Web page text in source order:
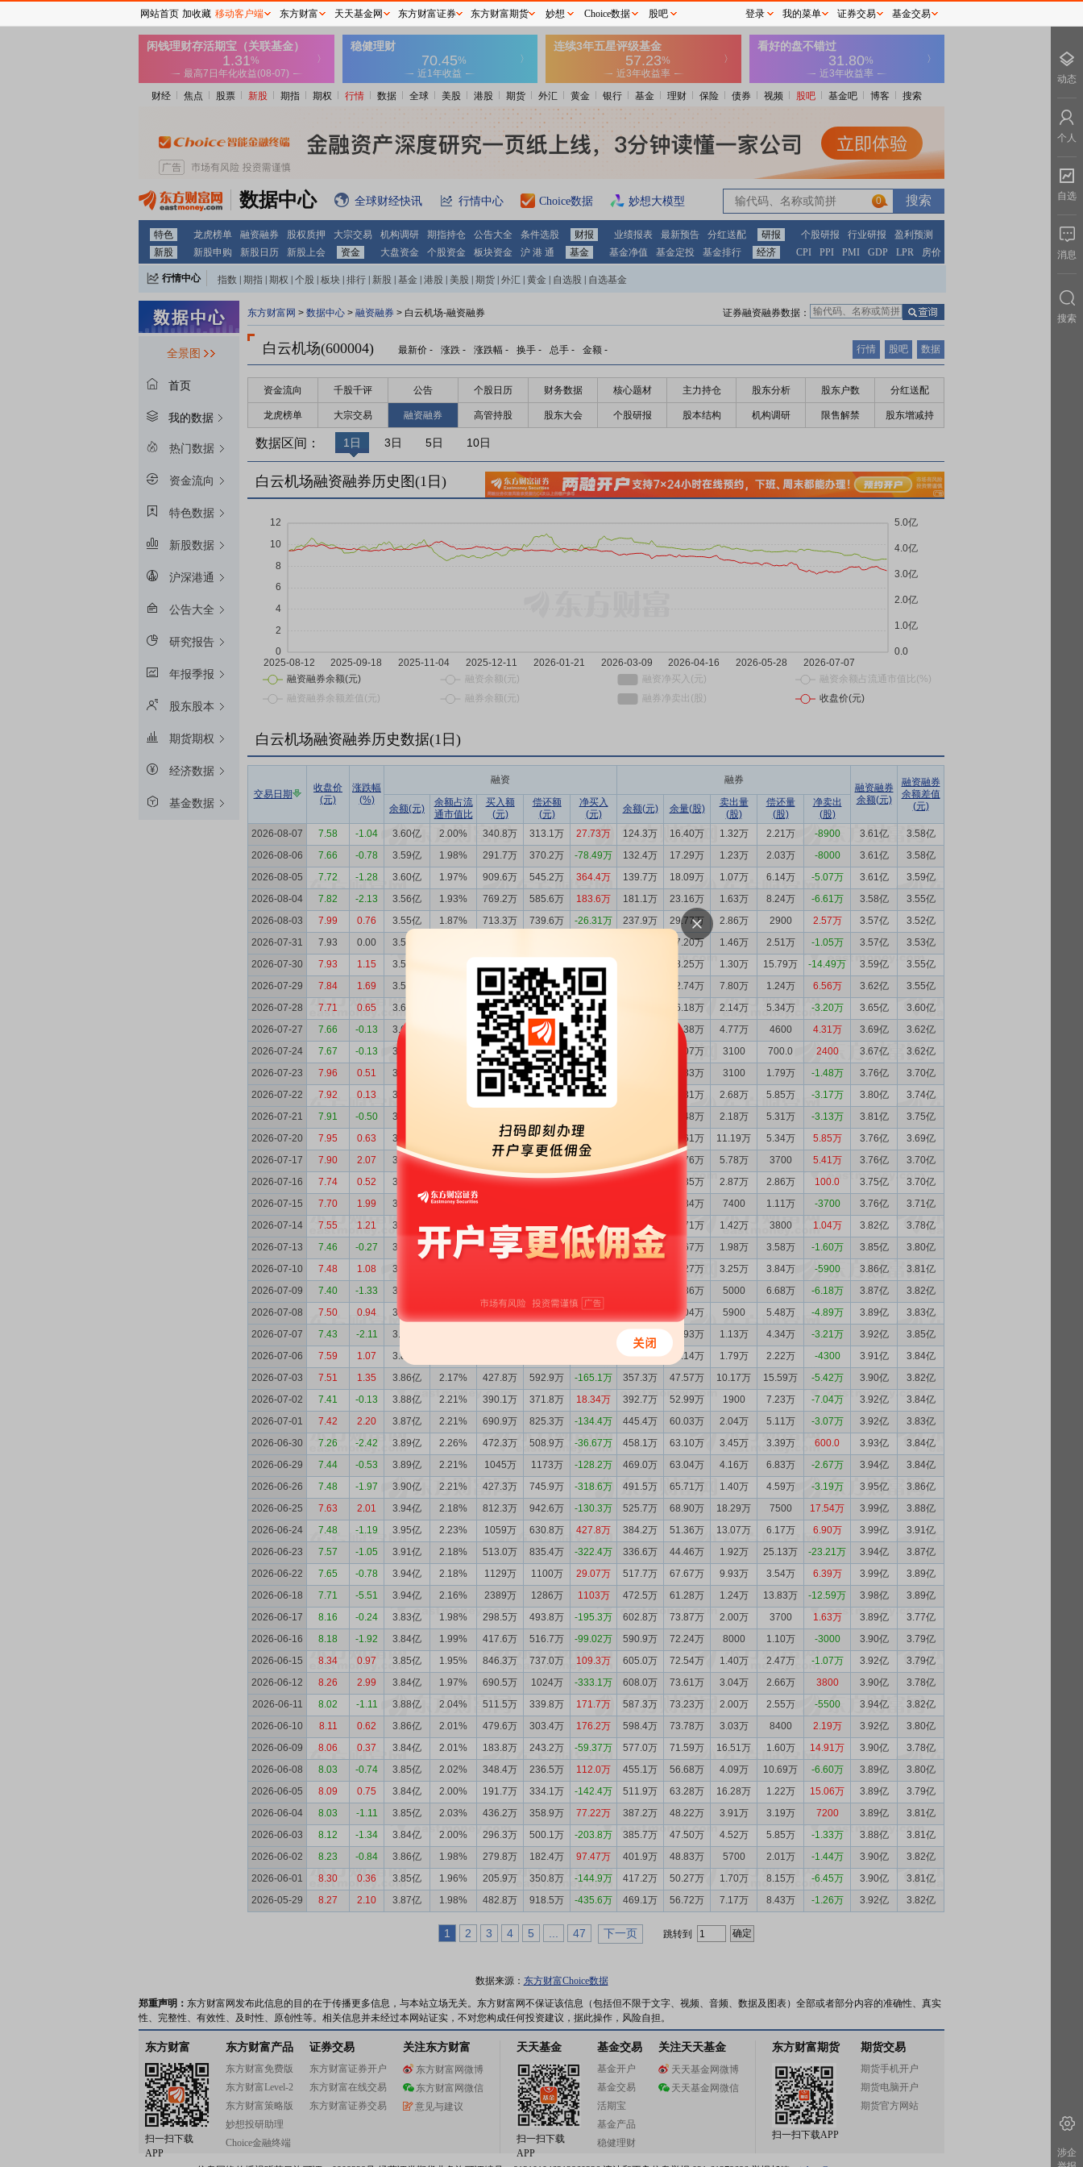
财经 焦点 股票 新股 期指 期权 行情 数据 全球 美股 港股 期货 外汇 黄金 银行 基金 理财 保险 债券 视频 股吧 基金吧 博客 搜索
数据中心 全球财经快讯 行情中心 Choice数据 妙想大模型 0
特色 龙虎榜单 融资融券 股权质押 大宗交易 机构调研 期指持仓 公告大全 条件选股 财报 业绩报表 最新预告 分红送配 研报 个股研报 行业研报
盈利预测
新股
新股申购 新股日历 新股上会 资金 大盘资金 个股资金 板块资金 沪 港 通 基金 基金净值 基金定投 基金排行 经济 CPI PPI PMI GDP LPR 房价
行情中心 指数 期指 期权 个股 板块 排行 新股 基金 港股 美股 期货 外汇 黄金 自选股 自选基金
全景图
首页
我的数据
热门数据
资金流向
特色数据
新股数据
沪深港通
公告大全
研究报告
年报季报
股东股本
期货期权
经济数据
基金数据
东方财富网 > 数据中心 > 融资融券 > 白云机场-融资融券 证券融资融券数据：
白云机场(600004) 最新价 - 涨跌 - 涨跌幅 - 换手 - 总手 - 金额 - 行情 股吧 数据
资金流向 千股千评 公告 个股日历 财务数据 核心题材 主力持仓 股东分析 股东户数 分红送配
龙虎榜单 大宗交易 融资融券 高管持股 股东大会 个股研报 股本结构 机构调研 限售解禁 股东增减持
数据区间： 1日 3日 5日 10日
白云机场融资融券历史图(1 日)
白云机场融资融券历史数据(1 日)
交易日期
收盘价
(元)
涨跌幅
(%)
融资 融券
融资融券
余额(元)
融资融券
余额差值
(元)
余额(元)
余额占流
通市值比
买入额
(元)
偿还额
(元)
净买入
(元)
余额(元) 余量(股)
卖出量
(股)
偿还量
(股)
净卖出
(股)
2026-08-07
7.58 -1.04 3.60亿 2.00% 340.8万 313.1万 27.73万 124.3万 16.40万 1.32万 2.21万 -8900 3.61亿
3.58亿
2026-08-06
7.66 -0.78 3.59亿 1.98% 291.7万 370.2万 -78.49万 132.4万 17.29万 1.23万 2.03万 -8000 3.61亿
3.58亿
2026-08-05
7.72 -1.28 3.60亿 1.97% 909.6万 545.2万 364.4万 139.7万 18.09万 1.07万 6.14万 -5.07万 3.61亿
3.59亿
2026-08-04
7.82 -2.13 3.56亿 1.93% 769.2万 585.6万 183.6万 181.1万 23.16万 1.63万 8.24万 -6.61万 3.58亿
3.55亿
2026-08-03
7.99 0.76 3.55亿 1.87% 713.3万 739.6万 -26.31万 237.9万 29.77万 2.86万 2900 2.57万 3.57亿
3.52亿
2026-07-31
7.93 0.00 3.55亿 27.20万 1.46万 2.51万 -1.05万 3.57亿
3.53亿
2026-07-30
7.93 1.15 3.57亿 28.25万 1.30万 15.79万 -14.49万 3.59亿
3.55亿
2026-07-29
7.84 1.69 3.59亿 436.6万 819.6万 -383.0万 42.74万 7.80万 1.24万 6.56万 3.62亿
3.55亿
2026-07-28
7.71 0.65 3.63亿 324.8万 608.8万 -284.0万 36.18万 2.14万 5.34万 -3.20万 3.65亿
3.60亿
2026-07-27
7.66 -0.13 3.65亿 580.5万 489.3万 91.13万 39.38万 4.77万 4600 4.31万 3.69亿
3.62亿
2026-07-24
7.67 -0.13 3.65亿 442.8万 1292万 -849.1万 35.07万 3100 700.0 2400 3.67亿
3.62亿
2026-07-23
7.96 0.51 3.73亿 414.4万 797.4万 -382.9万 34.83万 3100 1.79万 -1.48万 3.76亿
3.70亿
2026-07-22
7.92 0.13 3.77亿 658.2万 779.9万 -121.7万 36.31万 2.68万 5.85万 -3.17万 3.80亿
3.74亿
2026-07-21
7.91 -0.50 3.78亿 39.48万 2.18万 5.31万 -3.13万 3.81亿
3.75亿
2026-07-20
7.95 0.63 3.72亿 689.2万 725.1万 -35.88万 42.61万 11.19万 5.34万 5.85万 3.76亿
3.69亿
2026-07-17
7.90 2.07 3.73亿 1.99% 963.5万 961.9万 1.59万 290.4万 36.76万 5.78万 3700 5.41万 3.76亿
3.70亿
2026-07-16
7.74 0.52 3.73亿 392.8万 417.4万 -24.61万 31.35万 2.87万 2.86万 100.0 3.75亿
3.70亿
2026-07-15
7.70 1.99 3.73亿 2.05% 31.34万 7400 1.11万 -3700 3.76亿
3.71亿
2026-07-14
7.55 1.21 3.80亿 2.13% 390.6万 630.3万 -239.6万 239.4万 31.71万 1.42万 3800 1.04万 3.82亿
3.78亿
2026-07-13
7.46 -0.27 3.82亿 2.17% 195.0万 341.7万 -146.7万 228.8万 30.67万 1.98万 3.58万 -1.60万 3.85亿
3.80亿
2026-07-10
7.48 1.08 3.84亿 32.27万 3.25万 3.84万 -5900 3.86亿
3.81亿
2026-07-09
7.40 -1.33 3.85亿 32.86万 5000 6.68万 -6.18万 3.87亿
3.82亿
2026-07-08
7.50 0.94 3.86亿 -284.8万 39.04万 5900 5.48万 -4.89万 3.89亿
3.83亿
2026-07-07
7.43 -2.11 3.89亿 326.4万 43.93万 1.13万 4.34万 -3.21万 3.92亿
3.85亿
2026-07-06
7.59 1.07 3.87亿 357.8万 47.14万 1.79万 2.22万 -4300 3.91亿
3.84亿
2026-07-03
7.51 1.35 3.86亿 2.17% 427.8万 592.9万 -165.1万 357.3万 47.57万 10.17万 15.59万 -5.42万 3.90亿
3.82亿
2026-07-02
7.41 -0.13 3.88亿 2.21% 390.1万 371.8万 18.34万 392.7万 52.99万 1900 7.23万 -7.04万 3.92亿
3.84亿
2026-07-01
7.42 2.20 3.87亿 2.21% 690.9万 825.3万 -134.4万 445.4万 60.03万 2.04万 5.11万 -3.07万 3.92亿
3.83亿
2026-06-30
7.26 -2.42 3.89亿 2.26% 472.3万 508.9万 -36.67万 458.1万 63.10万 3.45万 3.39万 600.0 3.93亿
3.84亿
2026-06-29
7.44 -0.53 3.89亿 2.21% 1045万 1173万 -128.2万 469.0万 63.04万 4.16万 6.83万 -2.67万 3.94亿
3.84亿
2026-06-26
7.48 -1.97 3.90亿 2.21% 427.3万 745.9万 -318.6万 491.5万 65.71万 1.40万 4.59万 -3.19万 3.95亿
3.86亿
2026-06-25
7.63 2.01 3.94亿 2.18% 812.3万 942.6万 -130.3万 525.7万 68.90万 18.29万 7500 17.54万 3.99亿
3.88亿
2026-06-24
7.48 -1.19 3.95亿 2.23% 1059万 630.8万 427.8万 384.2万 51.36万 13.07万 6.17万 6.90万 3.99亿
3.91亿
2026-06-23
7.57 -1.05 3.91亿 2.18% 513.0万 835.4万 -322.4万 336.6万 44.46万 1.92万 25.13万 -23.21万 3.94亿
3.87亿
2026-06-22
7.65 -0.78 3.94亿 2.18% 1129万 1100万 29.07万 517.7万 67.67万 9.93万 3.54万 6.39万 3.99亿
3.89亿
2026-06-18
7.71 -5.51 3.94亿 2.16% 2389万 1286万 1103万 472.5万 61.28万 1.24万 13.83万 -12.59万 3.98亿
3.89亿
2026-06-17
8.16 -0.24 3.83亿 1.98% 298.5万 493.8万 -195.3万 602.8万 73.87万 2.00万 3700 1.63万 3.89亿
3.77亿
2026-06-16
8.18 -1.92 3.84亿 1.99% 417.6万 516.7万 -99.02万 590.9万 72.24万 8000 1.10万 -3000 3.90亿
3.79亿
2026-06-15
8.34 0.97 3.85亿 1.95% 846.3万 737.0万 109.3万 605.0万 72.54万 1.40万 2.47万 -1.07万 3.92亿
3.79亿
2026-06-12
8.26 2.99 3.84亿 1.97% 690.5万 1024万 -333.1万 608.0万 73.61万 3.04万 2.66万 3800 3.90亿
3.78亿
2026-06-11
8.02 -1.11 3.88亿 2.04% 511.5万 339.8万 171.7万 587.3万 73.23万 2.00万 2.55万 -5500 3.94亿
3.82亿
2026-06-10
8.11 0.62 3.86亿 2.01% 479.6万 303.4万 176.2万 598.4万 73.78万 3.03万 8400 2.19万 3.92亿
3.80亿
2026-06-09
8.06 0.37 3.84亿 2.01% 183.8万 243.2万 -59.37万 577.0万 71.59万 16.51万 1.60万 14.91万 3.90亿
3.78亿
2026-06-08
8.03 -0.74 3.85亿 2.02% 348.4万 236.5万 112.0万 455.1万 56.68万 4.09万 10.69万 -6.60万 3.89亿
3.80亿
2026-06-05
8.09 0.75 3.84亿 2.00% 191.7万 334.1万 -142.4万 511.9万 63.28万 16.28万 1.22万 15.06万 3.89亿
3.79亿
2026-06-04
8.03 -1.11 3.85亿 2.03% 436.2万 358.9万 77.22万 387.2万 48.22万 3.91万 3.19万 7200 3.89亿
3.81亿
2026-06-03
8.12 -1.34 3.84亿 2.00% 296.3万 500.1万 -203.8万 385.7万 47.50万 4.52万 5.85万 -1.33万 3.88亿
3.81亿
2026-06-02
8.23 -0.84 3.86亿 1.98% 279.8万 182.4万 97.47万 401.9万 48.83万 5700 2.01万 -1.44万 3.90亿
3.82亿
2026-06-01
8.30 0.36 3.85亿 1.96% 205.9万 350.8万 -144.9万 417.2万 50.27万 1.70万 8.15万 -6.45万 3.90亿
3.81亿
2026-05-29
8.27 2.10 3.87亿 1.98% 482.8万 918.5万 -435.6万 469.1万 56.72万 7.17万 8.43万 -1.26万 3.92亿 3.82亿
1 2 3 4 5 47 下一页 跳转到
数据来源： 东方财富Choice数据
郑重声明： 东方财富网发布此信息的目的在于传播更多信息，与本站立场无关。东方财富网不保证该信息（包括但不限于文字、视频、音频、数据及图表）全部或者部分内容的准确性、真实
性、完整性、有效性、及时性、原创性等。相关信息并未经过本网站证实，不对您构成任何投资建议，据此操作，风险自担。
东方财富
扫一扫下载
APP
东方财富产品
东方财富免费版
东方财富Level-2
东方财富策略版
妙想投研助理
Choice金融终端
证券交易
东方财富证券开户
东方财富在线交易
东方财富证券交易
关注东方财富
东方财富网微博
东方财富网微信
意见与建议
天天基金
扫一扫下载
APP
基金交易
基金开户
基金交易
活期宝
基金产品
稳健理财
关注天天基金
天天基金网微博
天天基金网微信
东方财富期货
扫一扫下载APP
期货交易
期货手机开户
期货电脑开户
期货官方网站
网站首页 加收藏 移动客户端 东方财富 天天基金网 东方财富证券 东方财富期货 妙想 Choice数据 股吧 登录 我的菜单 证券交易 基金交易
动态
个人
自选
消息
搜索
涉企